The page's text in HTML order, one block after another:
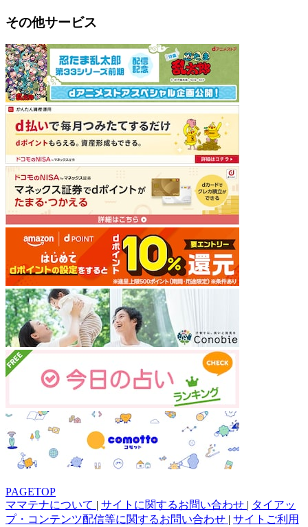
その他サービス
PAGETOP
ママテナについて | サイトに関するお問い合わせ | タイアッ
プ・コンテンツ配信等に関するお問い合わせ | サイトご利用